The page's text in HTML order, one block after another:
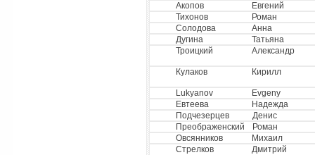
Акопов
Евгений
Тихонов
Роман
Солодова
Анна
Дугина
Татьяна
Троицкий
Александр
Кулаков Кирилл
Lukyanov
Evgeny
Евтеева
Надежда
Подчезерцев
Денис
Преображенский
Роман
Овсянников
Михаил
Стрелков
Дмитрий